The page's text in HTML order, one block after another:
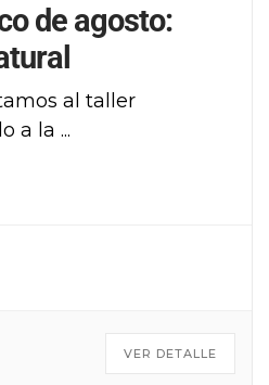
de agosto:
al taller
a la ...
VER DETALLE